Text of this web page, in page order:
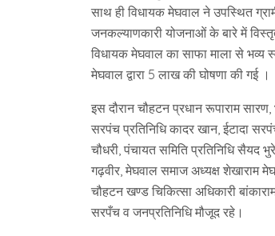
साथ ही विधायक मेघवाल ने उपस्थित
जनकल्याणकारी योजनाओं के बारे में
विधायक मेघवाल का साफा माला से भव्य
मेघवाल द्वारा 5 लाख की घोषणा की गई ।
इस दौरान चौहटन प्रधान रूपाराम सारण,
सरपंच प्रतिनिधि कादर खान, ईटादा
चौधरी, पंचायत समिति प्रतिनिधि सैयद
गढ़वीर, मेघवाल समाज अध्यक्ष शेखाराम
चौहटन खण्ड चिकित्सा अधिकारी
सरपँच व जनप्रतिनिधि मौजूद रहे।